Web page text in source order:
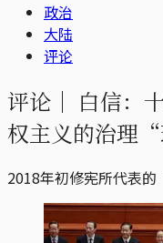
政治
大陆
评论
评论｜ 白信：
权主义的治理“
2018年初修宪所代表